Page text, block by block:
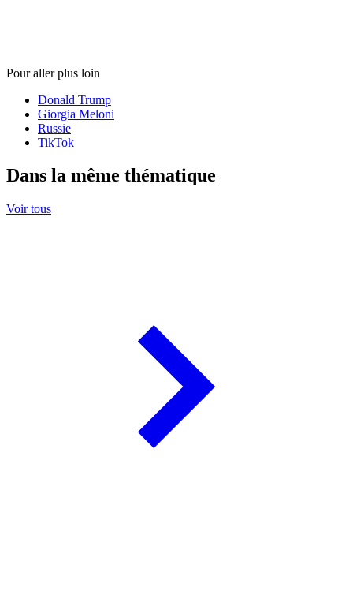
Pour aller plus loin
Donald Trump
Giorgia Meloni
Russie
TikTok
Dans la même thématique
Voir tous